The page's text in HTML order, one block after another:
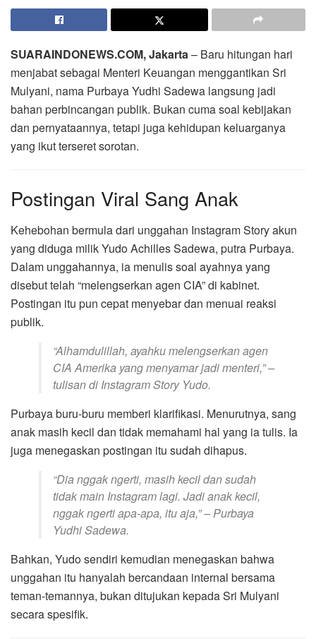
SUARAINDONEWS.COM, Jakarta – Baru hitungan hari
menjabat sebagai Menteri Keuangan menggantikan Sri
Mulyani, nama Purbaya Yudhi Sadewa langsung jadi
bahan perbincangan publik. Bukan cuma soal kebijakan
dan pernyataannya, tetapi juga kehidupan keluarganya
yang ikut terseret sorotan.
Postingan Viral Sang Anak
Kehebohan bermula dari unggahan Instagram Story akun
yang diduga milik Yudo Achilles Sadewa, putra Purbaya.
Dalam unggahannya, ia menulis soal ayahnya yang
disebut telah “melengserkan agen CIA” di kabinet.
Postingan itu pun cepat menyebar dan menuai reaksi
publik.
“Alhamdulillah, ayahku melengserkan agen
CIA Amerika yang menyamar jadi menteri,” –
tulisan di Instagram Story Yudo.
Purbaya buru-buru memberi klarifikasi. Menurutnya, sang
anak masih kecil dan tidak memahami hal yang ia tulis. Ia
juga menegaskan postingan itu sudah dihapus.
“Dia nggak ngerti, masih kecil dan sudah
tidak main Instagram lagi. Jadi anak kecil,
nggak ngerti apa-apa, itu aja,” – Purbaya
Yudhi Sadewa.
Bahkan, Yudo sendiri kemudian menegaskan bahwa
unggahan itu hanyalah bercandaan internal bersama
teman-temannya, bukan ditujukan kepada Sri Mulyani
secara spesifik.